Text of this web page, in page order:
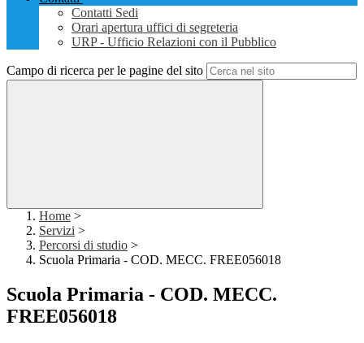
Contatti Sedi
Orari apertura uffici di segreteria
URP - Ufficio Relazioni con il Pubblico
Campo di ricerca per le pagine del sito
Home >
Servizi >
Percorsi di studio >
Scuola Primaria - COD. MECC. FREE056018
Scuola Primaria - COD. MECC.
FREE056018